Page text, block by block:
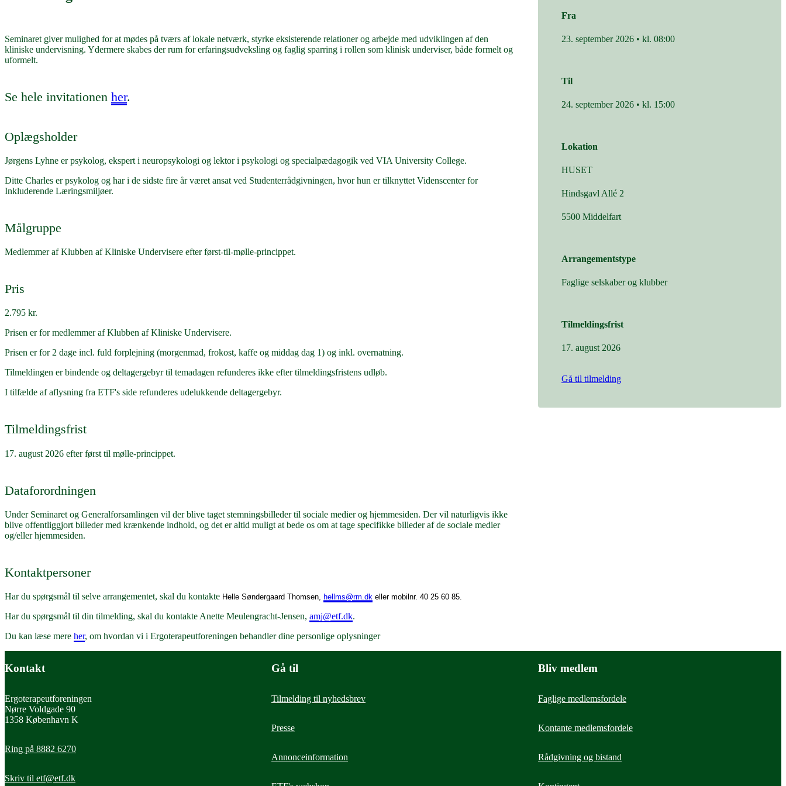
Fra
23. september 2026 • kl. 08:00
Til
24. september 2026 • kl. 15:00
Lokation
HUSET
Hindsgavl Allé 2
5500 Middelfart
Arrangementstype
Faglige selskaber og klubber
Tilmeldingsfrist
17. august 2026
Gå til tilmelding
Seminaret giver mulighed for at mødes på tværs af lokale netværk, styrke eksisterende relationer og arbejde med udviklingen af den
kliniske undervisning. Ydermere skabes der rum for erfaringsudveksling og faglig sparring i rollen som klinisk underviser, både formelt og
uformelt.
Se hele invitationen her.
Oplægsholder
Jørgens Lyhne er psykolog, ekspert i neuropsykologi og lektor i psykologi og specialpædagogik ved VIA University College.
Ditte Charles er psykolog og har i de sidste fire år været ansat ved Studenterrådgivningen, hvor hun er tilknyttet Videnscenter for
Inkluderende Læringsmiljøer.
Målgruppe
Medlemmer af Klubben af Kliniske Undervisere efter først-til-mølle-princippet.
Pris
2.795 kr.
Prisen er for medlemmer af Klubben af Kliniske Undervisere.
Prisen er for 2 dage incl. fuld forplejning (morgenmad, frokost, kaffe og middag dag 1) og inkl. overnatning.
Tilmeldingen er bindende og deltagergebyr til temadagen refunderes ikke efter tilmeldingsfristens udløb.
I tilfælde af aflysning fra ETF's side refunderes udelukkende deltagergebyr.
Tilmeldingsfrist
17. august 2026 efter først til mølle-princippet.
Dataforordningen
Under Seminaret og Generalforsamlingen vil der blive taget stemningsbilleder til sociale medier og hjemmesiden. Der vil naturligvis ikke
blive offentliggjort billeder med krænkende indhold, og det er altid muligt at bede os om at tage specifikke billeder af de sociale medier
og/eller hjemmesiden.
Kontaktpersoner
Har du spørgsmål til selve arrangementet, skal du kontakte Helle Søndergaard Thomsen, hellms@rm.dk eller mobilnr. 40 25 60 85.
Har du spørgsmål til din tilmelding, skal du kontakte Anette Meulengracht-Jensen, amj@etf.dk.
Du kan læse mere her, om hvordan vi i Ergoterapeutforeningen behandler dine personlige oplysninger
Kontakt
Ergoterapeutforeningen
Nørre Voldgade 90
1358 København K
Ring på 8882 6270
Skriv til etf@etf.dk
Gå til
Tilmelding til nyhedsbrev
Presse
Annonceinformation
Bliv medlem
Faglige medlemsfordele
Kontante medlemsfordele
Rådgivning og bistand